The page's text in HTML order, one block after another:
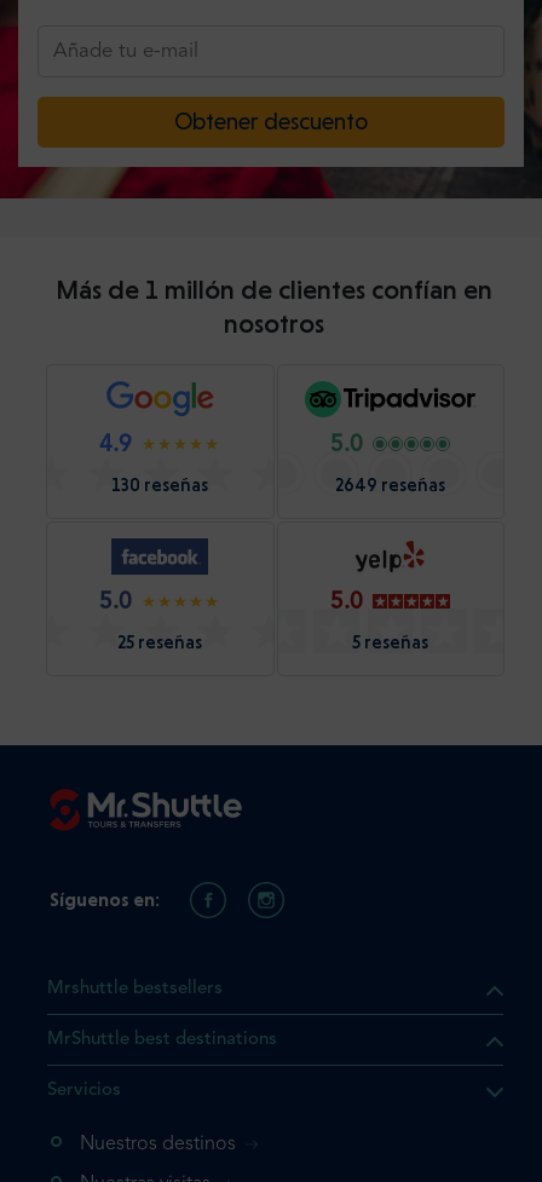
Obtener descuento
Más de 1 millón de clientes confían en
nosotros
4.9
130 reseñas
5.0
2649 reseñas
5.0
25 reseñas
5.0
5 reseñas
Mrshuttle bestsellers
MrShuttle best destinations
Servicios
Nuestros destinos
Síguenos en: